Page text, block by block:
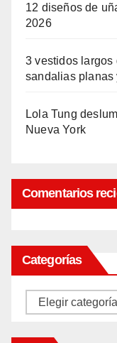
12 diseños de
2026
3 vestidos largos
sandalias planas
Lola Tung
Nueva York
Comentarios
Categorías
Categorías